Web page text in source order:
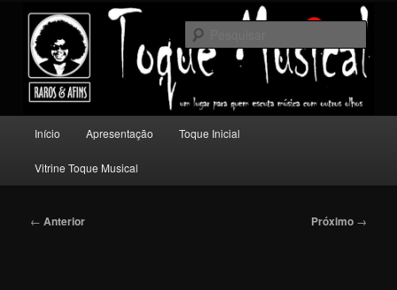
conteúdo
principalToque Musical
Um lugar para quem escuta música com outros olhos.
principal
Início Apresentação Toque Inicial
Vitrine Toque Musical
Navegação
← Anterior Próximo →